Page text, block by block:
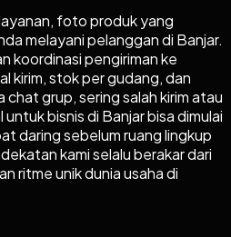
foto produk yang
melayani pelanggan di Banjar.
koordinasi pengiriman ke
kirim, stok per gudang, dan
chat grup, sering salah kirim atau
bisnis di Banjar bisa dimulai
daring sebelum ruang lingkup
kami selalu berakar dari
ritme unik dunia usaha di